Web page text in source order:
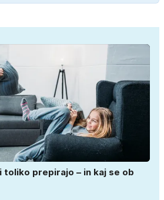
toliko prepirajo – in kaj se ob